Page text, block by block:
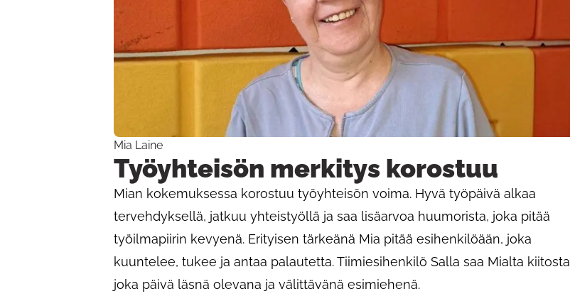
Mia Laine
Työyhteisön merkitys korostuu
Mian kokemuksessa korostuu työyhteisön voima. Hyvä työpäivä alkaa
tervehdyksellä, jatkuu yhteistyöllä ja saa lisäarvoa huumorista, joka pitää
työilmapiirin kevyenä. Erityisen tärkeänä Mia pitää esihenkilöään, joka
kuuntelee, tukee ja antaa palautetta. Tiimiesihenkilö Salla saa Mialta kiitosta
joka päivä läsnä olevana ja välittävänä esimiehenä.